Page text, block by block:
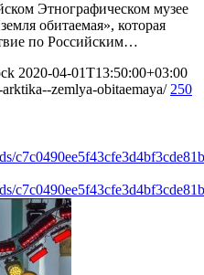
Этнографическом музее
обитаемая», которая
по Российским…
2020-04-01T13:50:00+03:00
zemlya-obitaemaya/ 250